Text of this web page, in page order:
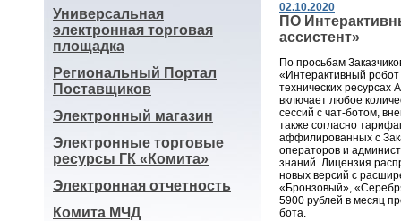
Универсальная
электронная торговая
площадка
Региональный Портал
Поставщиков
Электронный магазин
Электронные торговые
ресурсы ГК «Комита»
Электронная отчетность
Комита МЧД
02.10.2020
ПО
ассистент»
По просьбам
«Интерактивный
технических
включает любое
сессий с чат-ботом,
также согласно
аффилированных с
операторов и
знаний. Лицензия
новых версий с
«Бронзовый»,
5900 рублей в месяц
бота.